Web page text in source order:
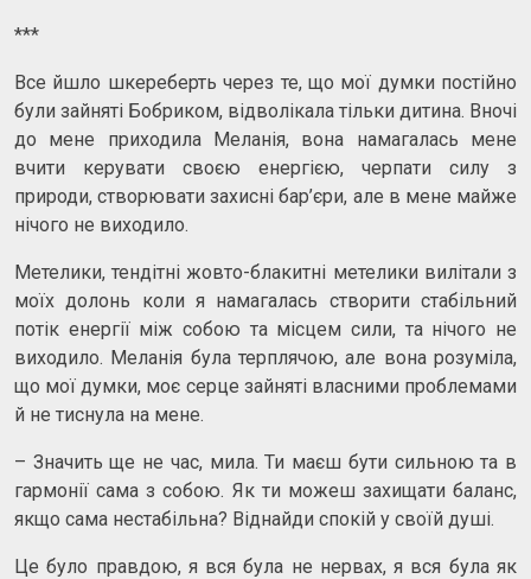
***
Все йшло шкереберть через те, що мої думки постійно
були зайняті Бобриком, відволікала тільки дитина. Вночі
до мене приходила Меланія, вона намагалась мене
вчити керувати своєю енергією, черпати силу з
природи, створювати захисні бар’єри, але в мене майже
нічого не виходило.
Метелики, тендітні жовто-блакитні метелики вилітали з
моїх долонь коли я намагалась створити стабільний
потік енергії між собою та місцем сили, та нічого не
виходило. Меланія була терплячою, але вона розуміла,
що мої думки, моє серце зайняті власними проблемами
й не тиснула на мене.
– Значить ще не час, мила. Ти маєш бути сильною та в
гармонії сама з собою. Як ти можеш захищати баланс,
якщо сама нестабільна? Віднайди спокій у своїй душі.
Це було правдою, я вся була не нервах, я вся була як